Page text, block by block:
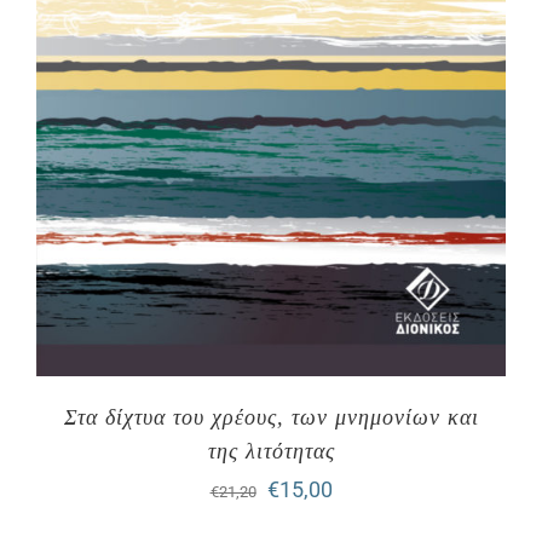
Στα δίχτυα του χρέους, των μνημονίων και
της λιτότητας
€21,20
Original
€15,00Η